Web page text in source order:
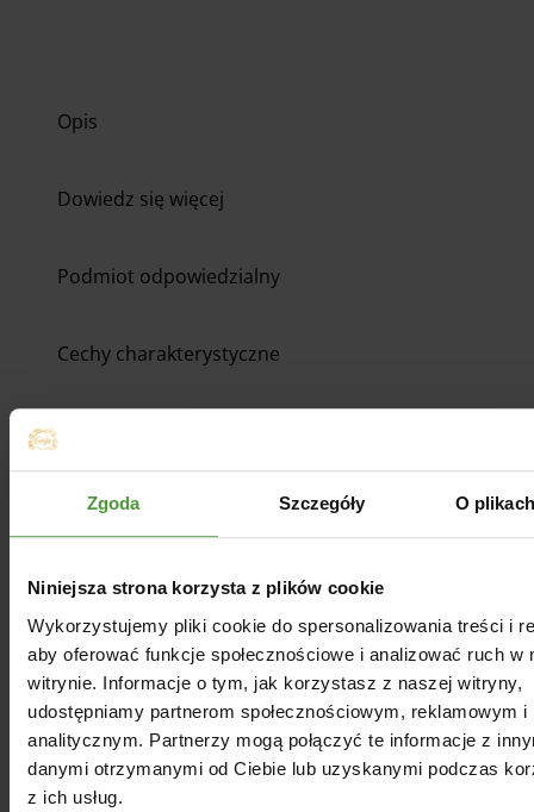
Zgoda Szczegóły O
Niniejsza strona korzysta z plików cookie
Wykorzystujemy pliki cookie do spersonalizowania treści i
aby oferować funkcje społecznościowe i analizować ruch w
witrynie. Informacje o tym, jak korzystasz z naszej witryny,
udostępniamy partnerom społecznościowym, reklamowym i
analitycznym. Partnerzy mogą połączyć te informacje z
danymi otrzymanymi od Ciebie lub uzyskanymi podczas
z ich usług.
Opis
Dowiedz się więcej
Podmiot odpowiedzialny
Cechy charakterystyczne